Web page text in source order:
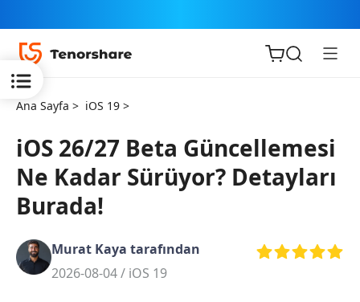
iOS için
ReiBoot
Tenorshare
PDNob
Ana Sayfa > iOS 19 >
iOS 26/27 Beta Güncellemesi
Ne Kadar Sürüyor? Detayları
Burada!
Murat Kaya tarafından
2026-08-04 / iOS 19